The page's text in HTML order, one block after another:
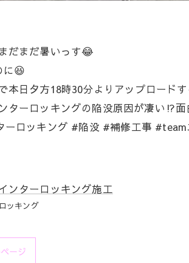
だまだ暑いっす😂
に😆
本日夕方18時30分よりアップロード
ターロッキングの陥没原因が凄い⁉️
ーロッキング #陥没 #補修工事 #team
ンターロッキング施工
ッキング
ージ